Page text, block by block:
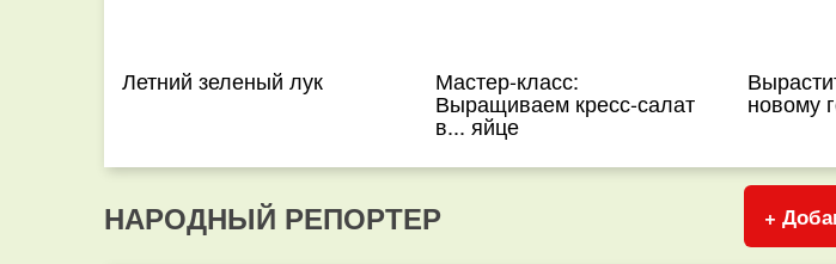
Летний зеленый лук Мастер-класс:
Выращиваем кресс-салат
в... яйце
новому
НАРОДНЫЙ РЕПОРТЕР +